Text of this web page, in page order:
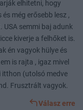
elhitetni, hogy
még erősebb lesz ,
USA semmi baj adunk
kiverje a felhőket is.
én vagyok hülye és
is rajta , igaz mivel
itthon (utolsó medve
Frusztrált vagyok.
Válasz erre